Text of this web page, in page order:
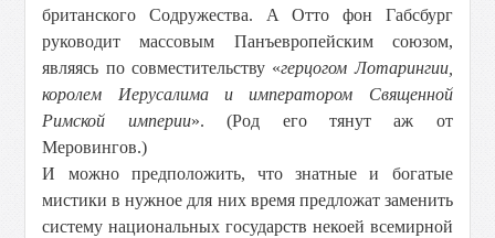
британского Содружества. А Отто фон Габсбург
руководит массовым Панъевропейским союзом,
являясь по совместительству «герцогом Лотарингии,
королем Иерусалима и императором Священной
Римской империи». (Род его тянут аж от
Меровингов.)
И можно предположить, что знатные и богатые
мистики в нужное для них время предложат заменить
систему национальных государств некоей всемирной